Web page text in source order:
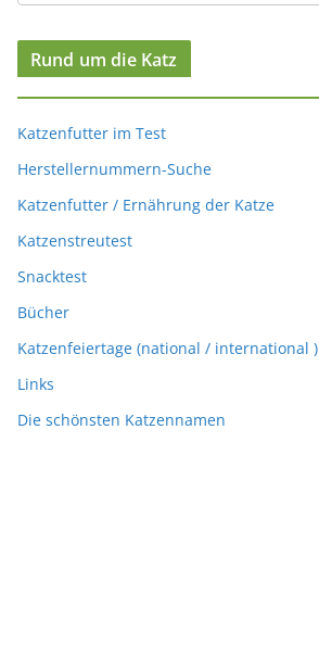
Rund um die Katz
Katzenfutter im Test
Herstellernummern-Suche
Katzenfutter / Ernährung der Katze
Katzenstreutest
Snacktest
Bücher
Katzenfeiertage (national / international )
Links
Die schönsten Katzennamen